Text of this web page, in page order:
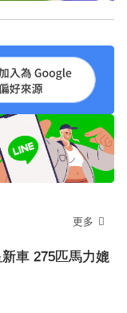
更多
車 275匹馬力媲